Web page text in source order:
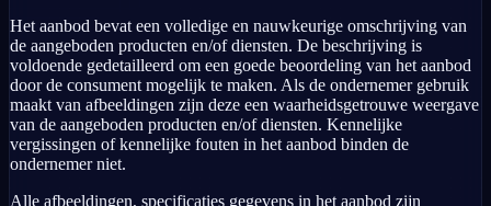
Het aanbod bevat een volledige en nauwkeurige omschrijving van
de aangeboden producten en/of diensten. De beschrijving is
voldoende gedetailleerd om een goede beoordeling van het aanbod
door de consument mogelijk te maken. Als de ondernemer gebruik
maakt van afbeeldingen zijn deze een waarheidsgetrouwe weergave
van de aangeboden producten en/of diensten. Kennelijke
vergissingen of kennelijke fouten in het aanbod binden de
ondernemer niet.
Alle afbeeldingen, specificaties gegevens in het aanbod zijn